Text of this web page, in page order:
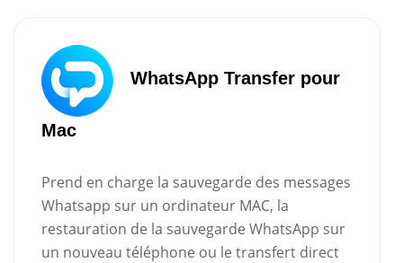
WhatsApp Transfer pour
Mac
Prend en charge la sauvegarde des messages
Whatsapp sur un ordinateur MAC, la
restauration de la sauvegarde WhatsApp sur
un nouveau téléphone ou le transfert direct